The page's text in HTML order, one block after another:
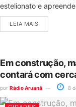
estelionato e
LEIA MAIS
Em construção,
contará com
por Rádio Aruanã 8